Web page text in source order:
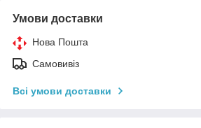
Умови доставки
Нова Пошта
Самовивіз
Всі умови доставки